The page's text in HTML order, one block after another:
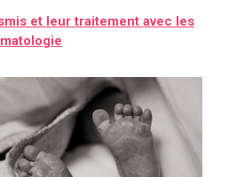
et leur traitement avec les